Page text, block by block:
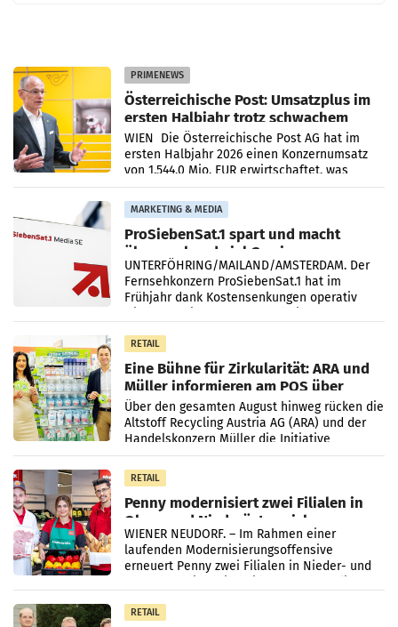
PRIMENEWS
Österreichische Post: Umsatzplus im
ersten Halbjahr trotz schwachem
Briefgeschäft
WIEN Die Österreichische Post AG hat im
ersten Halbjahr 2026 einen Konzernumsatz
von 1.544,0 Mio. EUR erwirtschaftet, was
einem Plus von 3,8 Prozent gegenüber dem
Vergleichszeitraum
MARKETING & MEDIA
ProSiebenSat.1 spart und macht
überraschend viel Gewinn
UNTERFÖHRING/MAILAND/AMSTERDAM. Der
Fernsehkonzern ProSiebenSat.1 hat im
Frühjahr dank Kostensenkungen operativ
RETAIL
Eine Bühne für Zirkularität: ARA und
Müller informieren am POS über
Kreislauffähigkeit
Über den gesamten August hinweg rücken die
Altstoff Recycling Austria AG (ARA) und der
Handelskonzern Müller die Initiative
„Kreislauf-Helden“ in allen österreichischen
Müller-Filialen
RETAIL
Penny modernisiert zwei Filialen in
Ober- und Niederösterreich
WIENER NEUDORF. – Im Rahmen einer
laufenden Modernisierungsoffensive
erneuert Penny zwei Filialen in Nieder- und
RETAIL